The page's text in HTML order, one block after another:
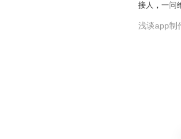
接人，一问
浅谈app制